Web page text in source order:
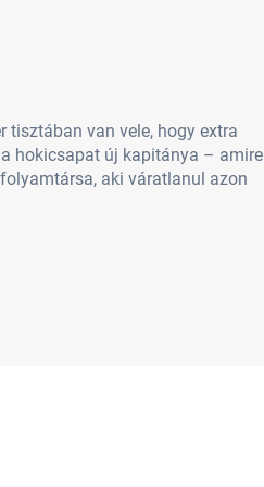
tisztában van vele, hogy extra
hokicsapat új kapitánya – amire
aki váratlanul azon